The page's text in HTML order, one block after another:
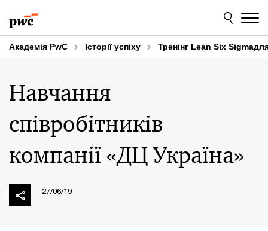
to
content
to
footer
Академія PwC Історії успіху Тренінг Lean Six
Навчання
співробітників
компанії «ДЦ Україна»
27/06/19